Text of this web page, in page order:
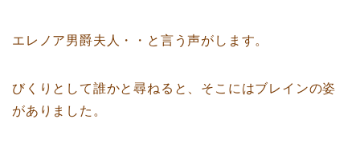
エレノア男爵夫人・・と言う声がします。
びくりとして誰かと尋ねると、そこにはブレインの姿
がありました。